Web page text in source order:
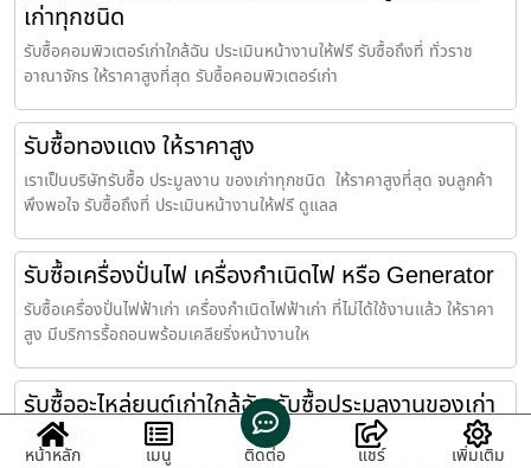
เก่าทุกชนิด
รับซื้อคอมพิวเตอร์เก่าใกล้ฉัน ประเมินหน้างานให้ฟรี รับซื้อถึงที่ ทั่วราช
อาณาจักร ให้ราคาสูงที่สุด รับซื้อคอมพิวเตอร์เก่า
รับซื้อทองแดง ให้ราคาสูง
เราเป็นบริษัทรับซื้อ ประมูลงาน ของเก่าทุกชนิด ให้ราคาสูงที่สุด จนลูกค้า
พึงพอใจ รับซื้อถึงที่ ประเมินหน้างานให้ฟรี ดูแลล
รับซื้อเครื่องปั่นไฟ เครื่องกำเนิดไฟ หรือ Generator
รับซื้อเครื่องปั่นไฟฟ้าเก่า เครื่องกำเนิดไฟฟ้าเก่า ที่ไม่ได้ใช้งานแล้ว ให้ราคา
สูง มีบริการรื้อถอนพร้อมเคลียริ่งหน้างานให
รับซื้ออะไหล่ยนต์เก่าใกล้ฉัน รับซื้อประมูลงานของเก่า
ทุกชนิด
หน้าหลัก เมนู ติดต่อ แชร์ เพิ่มเติม